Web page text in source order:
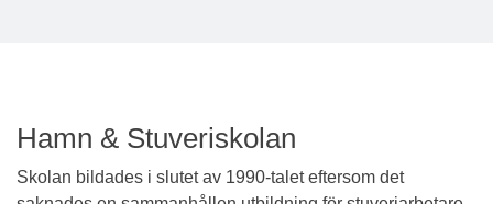
Hamn & Stuveriskolan
Skolan bildades i slutet av 1990-talet eftersom det